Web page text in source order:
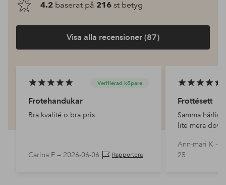
4.2 baserat på 216 st betyg
Visa alla recensioner (87)
Verifierad köpare
Frotehandukar
Bra kvalité o bra pris
Carina E — 2026-06-06 Rapportera
Frottésett
Samma
lite mera dov
Ann-mari K —
25